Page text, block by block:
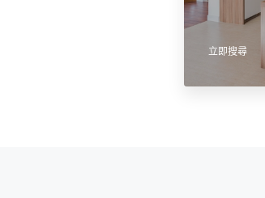
立即搜尋